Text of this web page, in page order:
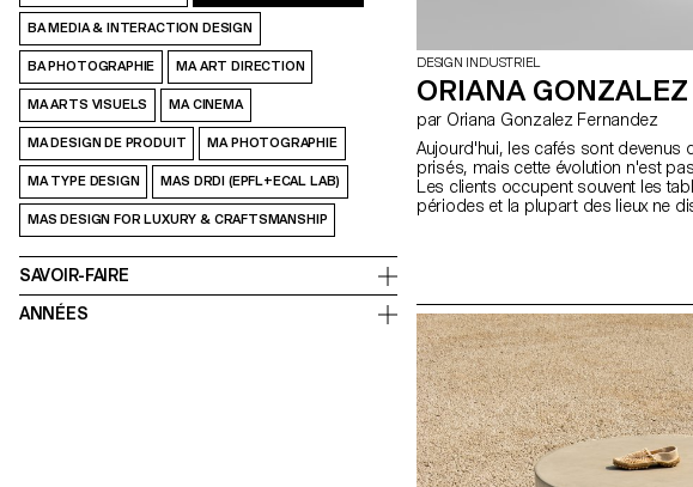
BA MEDIA & INTERACTION DESIGN
BA PHOTOGRAPHIE MA ART DIRECTION
MA ARTS VISUELS MA CINEMA
MA DESIGN DE PRODUIT MA PHOTOGRAPHIE
MA TYPE DESIGN MAS DRDI (EPFL+ECAL LAB)
MAS DESIGN FOR LUXURY & CRAFTSMANSHIP
SAVOIR-FAIRE
ANNÉES
DESIGN INDUSTRIEL
ORIANA
par Oriana Gonzalez Fernandez
Aujourd'hui, les cafés sont devenus
prisés, mais cette évolution n'est
Les clients occupent souvent les
périodes et la plupart des lieux ne
à un anneau de lumières LED et
charger les ordinateurs portables et
fonctionnant comme une batterie
arrondie est tactile et empilable sur
partagée. Géré par une application,
personnaliser les paramètres
le confort des clients et la gestion